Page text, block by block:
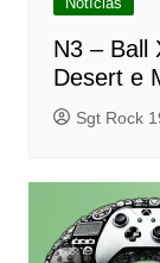
N3 – Ball
Desert e
Sgt Rock